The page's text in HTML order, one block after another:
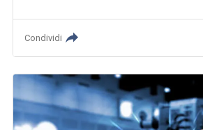
Condividi